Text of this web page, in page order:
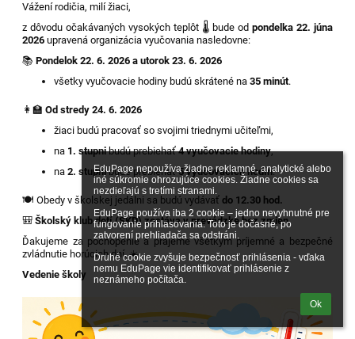
EduPage nepoužíva žiadne reklamné, analytické alebo
iné súkromie ohrozujúce cookies. Žiadne cookies sa
nezdieľajú s tretími stranami.
EduPage používa iba 2 cookie – jedno nevyhnutné pre
fungovanie prihlasovania. Toto je dočasné, po
zatvorení prehliadača sa odstráni.
Druhé cookie zvyšuje bezpečnosť prihlásenia - vďaka
nemu EduPage vie identifikovať prihlásenie z
neznámeho počítača.
Ok
Vážení rodičia, milí žiaci,
z dôvodu očakávaných vysokých teplôt 🌡️ bude od pondelka 22. júna
2026 upravená organizácia vyučovania nasledovne:
📚Pondelok 22. 6. 2026 a utorok 23. 6. 2026
všetky vyučovacie hodiny budú skrátené na35 minút.
👩‍🏫Od stredy 24. 6. 2026
žiaci budú pracovať so svojimi triednymi učiteľmi,
na 1. stupnibudú prebiehať4 vyučovacie hodiny,
na2. stupnibude prebiehať5 vyučovacích hodín.
🍽️ Obedy v školskej jedálni sa budú vydávaťdo 12.30 hod.
🎒Školský klub detí (ŠKD) zostáva v prevádzke bez zmien.
Ďakujeme za pochopenie a prajeme všetkým príjemné a bezpečné
zvládnutie horúcich dní. ☀️
Vedenie školy